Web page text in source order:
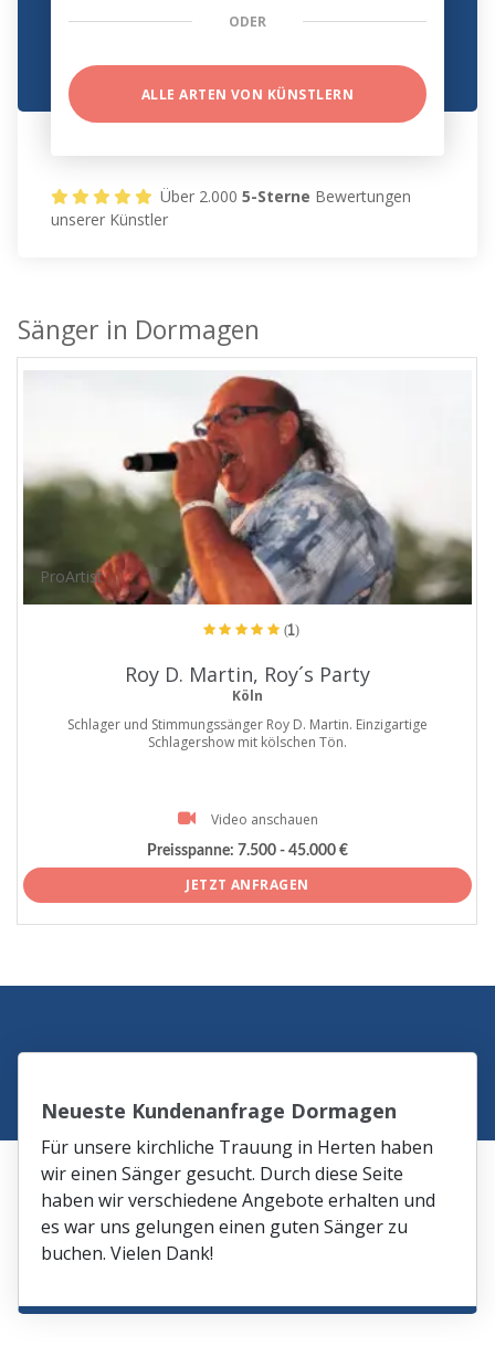
ODER
ALLE ARTEN VON KÜNSTLERN
Über 2.0005-Sterne Bewertungen
unserer Künstler
Sänger in Dormagen
ProArtist
(1)
Roy D. Martin, Roy´s Party
Köln
Schlager und Stimmungssänger Roy D. Martin. Einzigartige
Schlagershow mit kölschen Tön.
Video anschauen
Preisspanne: 7.500 - 45.000 €
JETZT ANFRAGEN
Neueste Kundenanfrage Dormagen
Für unsere kirchliche Trauung in Herten haben
wir einen Sänger gesucht. Durch diese Seite
haben wir verschiedene Angebote erhalten und
es war uns gelungen einen guten Sänger zu
buchen. Vielen Dank!